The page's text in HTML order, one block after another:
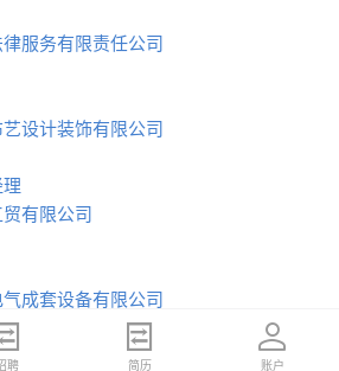
服务有限责任公司
设计装饰有限公司
有限公司
成套设备有限公司
街95号长鑫领先国际大厦1710-1711
聘 简历 账户
聘 简历 账户